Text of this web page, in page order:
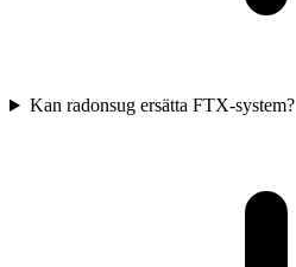
Kan radonsug ersätta FTX-system?